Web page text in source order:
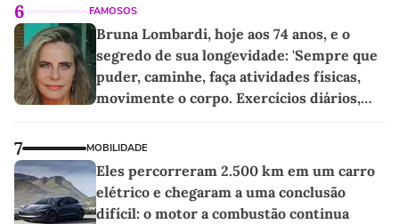
6 FAMOSOS
Bruna Lombardi, hoje aos 74 anos, e o
segredo de sua longevidade: 'Sempre que
puder, caminhe, faça atividades físicas,
movimente o corpo. Exercícios diários,
7 MOBILIDADE
Eles percorreram 2.500 km em um carro
elétrico e chegaram a uma conclusão
difícil: o motor a combustão continua